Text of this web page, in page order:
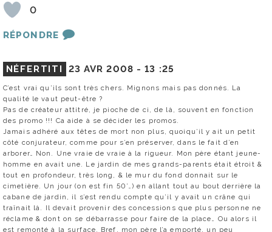
0
RÉPONDRE
NÉFERTITI 23 AVR 2008 -13 :25
C’est vrai qu’ils sont très chers. Mignons mais pas donnés. La
qualité le vaut peut-être ?
Pas de créateur attitré, je pioche de ci, de là, souvent en fonction
des promo !!! Ca aide à se décider les promos.
Jamais adhéré aux têtes de mort non plus, quoiqu’il y ait un petit
côté conjurateur, comme pour s’en préserver, dans le fait d’en
arborer… Non. Une vraie de vraie à la rigueur. Mon père étant jeune-
homme en avait une. Le jardin de mes grands-parents était étroit &
tout en profondeur, très long, & le mur du fond donnait sur le
cimetière. Un jour (on est fin 50’…) en allant tout au bout derrière la
cabane de jardin, il s’est rendu compte qu’il y avait un crâne qui
traînait là. Il devait provenir des concessions que plus personne ne
réclame & dont on se débarrasse pour faire de la place… Ou alors il
est remonté à la surface. Bref, mon père l’a emporté, un peu